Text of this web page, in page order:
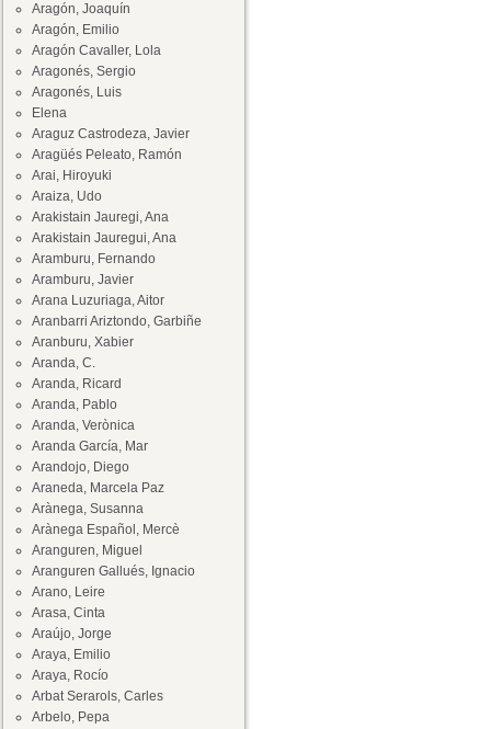
Aragón, Joaquín
Aragón, Emilio
Aragón Cavaller, Lola
Aragonés, Sergio
Aragonés, Luis
Elena
Araguz Castrodeza, Javier
Aragüés Peleato, Ramón
Arai, Hiroyuki
Araiza, Udo
Arakistain Jauregi, Ana
Arakistain Jauregui, Ana
Aramburu, Fernando
Aramburu, Javier
Arana Luzuriaga, Aitor
Aranbarri Ariztondo, Garbiñe
Aranburu, Xabier
Aranda, C.
Aranda, Ricard
Aranda, Pablo
Aranda, Verònica
Aranda García, Mar
Arandojo, Diego
Araneda, Marcela Paz
Arànega, Susanna
Arànega Español, Mercè
Aranguren, Miguel
Aranguren Gallués, Ignacio
Arano, Leire
Arasa, Cinta
Araújo, Jorge
Araya, Emilio
Araya, Rocío
Arbat Serarols, Carles
Arbelo, Pepa